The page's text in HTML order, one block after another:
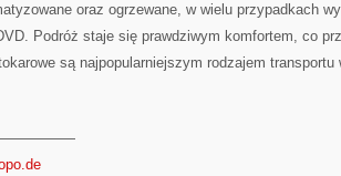
oraz ogrzewane, w wielu przypadkach
Podróż staje się prawdziwym komfortem, co
są najpopularniejszym rodzajem transportu